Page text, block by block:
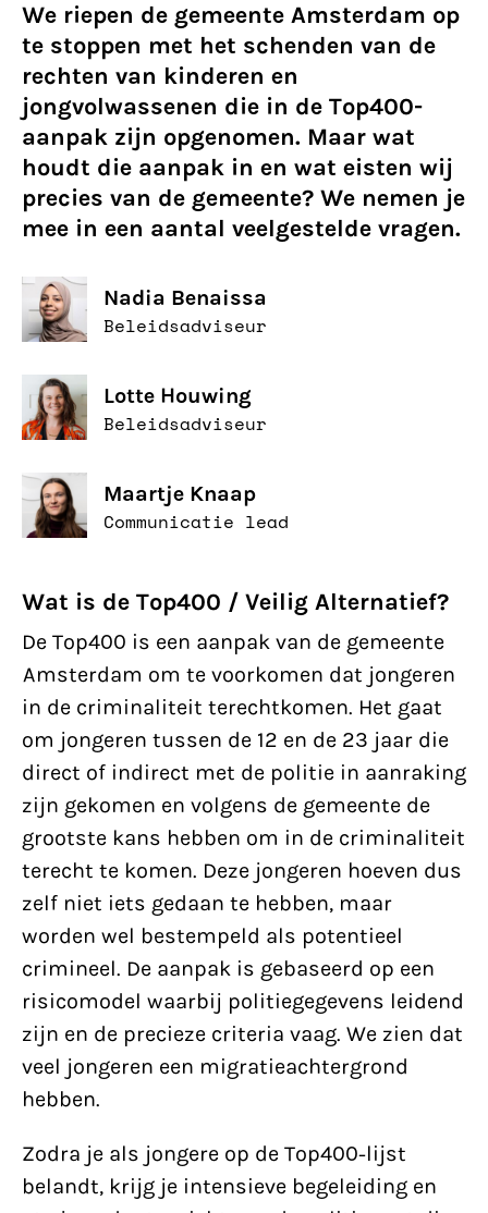
We riepen de gemeente Amsterdam op
te stoppen met het schenden van de
rechten van kinderen en
jongvolwassenen die in de Top400-
aanpak zijn opgenomen. Maar wat
houdt die aanpak in en wat eisten wij
precies van de gemeente? We nemen je
mee in een aantal veelgestelde vragen.
Nadia Benaissa
Beleidsadviseur
Lotte Houwing
Beleidsadviseur
Maartje Knaap
Communicatie lead
Wat is de Top400 / Veilig Alternatief?
De Top400 is een aanpak van de gemeente
Amsterdam om te voorkomen dat jongeren
in de criminaliteit terechtkomen. Het gaat
om jongeren tussen de 12 en de 23 jaar die
direct of indirect met de politie in aanraking
zijn gekomen en volgens de gemeente de
grootste kans hebben om in de criminaliteit
terecht te komen. Deze jongeren hoeven dus
zelf niet iets gedaan te hebben, maar
worden wel bestempeld als potentieel
crimineel. De aanpak is gebaseerd op een
risicomodel waarbij politiegegevens leidend
zijn en de precieze criteria vaag. We zien dat
veel jongeren een migratieachtergrond
hebben.
Zodra je als jongere op de Top400-lijst
belandt, krijg je intensieve begeleiding en